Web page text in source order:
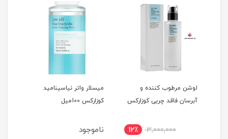
لوشن مرطوب کننده و
آبرسان فاقد چربی کوزارکس
3,000,000 12٪
میسلار واتر نیاسینامید
کوزارکس 100میل
ناموجود